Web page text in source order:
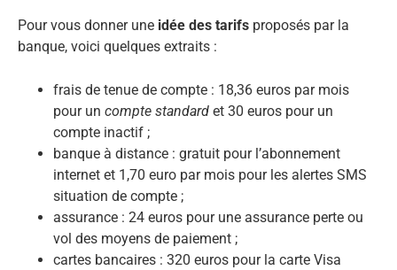
Pour vous donner une idée des tarifs proposés par la
banque, voici quelques extraits :
frais de tenue de compte : 18,36 euros par mois
pour un compte standard et 30 euros pour un
compte inactif ;
banque à distance : gratuit pour l’abonnement
internet et 1,70 euro par mois pour les alertes SMS
situation de compte ;
assurance : 24 euros pour une assurance perte ou
vol des moyens de paiement ;
cartes bancaires : 320 euros pour la carte Visa